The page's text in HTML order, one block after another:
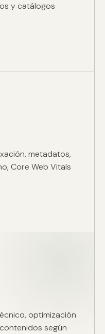
y catálogos
metadatos,
Core Web Vitals
optimización
según